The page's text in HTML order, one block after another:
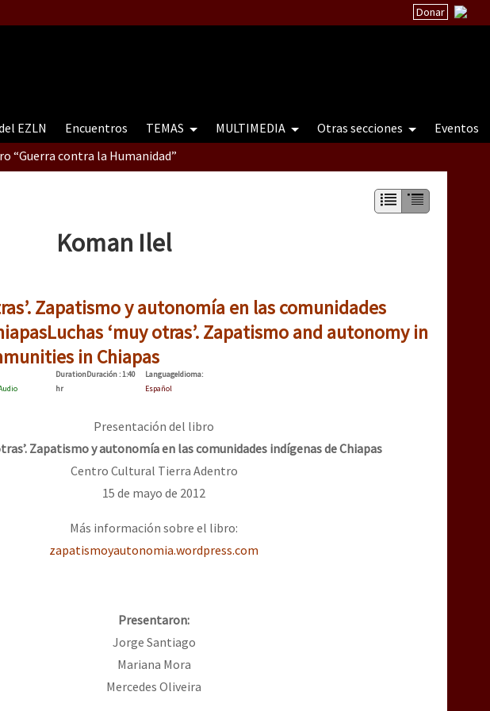
Donar
EZLN Encuentros TEMAS MULTIMEDIA Otras secciones Eventos
“Guerra contra la Humanidad”
contra a Humanidade”
contra a Humanidad”
contra a Humanidade”
globales por la libertad de Jesús Plácido Galindo y el alto a la guerra contra el CIPOG-EZ
Virá” se publica no Estado Espanhol
mundo saiba! Nossas lutas pela memória, a justiça e a dignidade
Koman Ilel
Zapatismo y autonomía en las comunidades
Luchas ‘muy otras’. Zapatismo and autonomy in
in Chiapas
DurationDuración: 1:40
hr
LanguageIdioma:
Español
Presentación del libro
Zapatismo y autonomía en las comunidades indígenas de Chiapas
Centro Cultural Tierra Adentro
15 de mayo de 2012
Más información sobre el libro:
zapatismoyautonomia.wordpress.com
Presentaron:
Jorge Santiago
Mariana Mora
Mercedes Oliveira